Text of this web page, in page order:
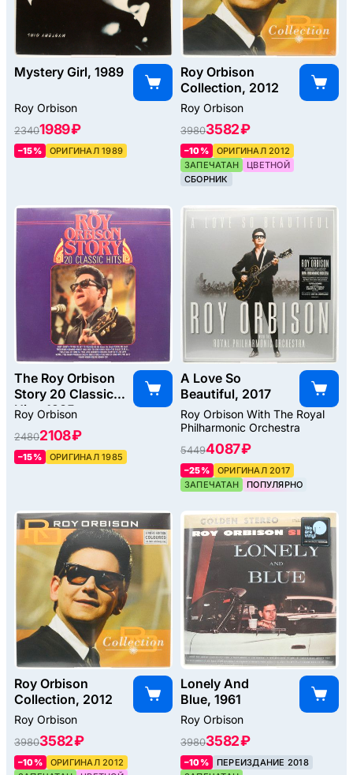
Mystery Girl, 1989
Roy Orbison
23401989 ₽
–15% ОРИГИНАЛ 1989
Roy Orbison
Collection, 2012
Roy Orbison
39803582 ₽
–10%
ОРИГИНАЛ 2012
ЗАПЕЧАТАН
ЦВЕТНОЙ
СБОРНИК
The Roy Orbison
Story 20 Classic
Hits, 1985
Roy Orbison
24802108 ₽
–15% ОРИГИНАЛ 1985
A Love So
Beautiful, 2017
Roy Orbison With The Royal
Philharmonic Orchestra
54494087 ₽
–25%
ОРИГИНАЛ 2017
ЗАПЕЧАТАН
ПОПУЛЯРНО
Roy Orbison
Collection, 2012
Roy Orbison
39803582 ₽
–10%
ОРИГИНАЛ 2012
Lonely And
Blue, 1961
Roy Orbison
39803582 ₽
–10%
ПЕРЕИЗДАНИЕ 2018